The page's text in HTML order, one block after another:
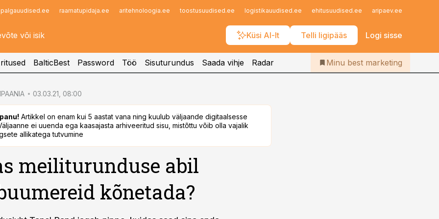
palgauudised.ee raamatupidaja.ee aritehnoloogia.ee toostusuudised.ee logistikauudised.ee ehitusuudised.ee aripaev.ee
Küsi AI-lt Telli ligipääs Logi sisse
Infopank
Iseteenindus
Telli Bestmarketing
BalticBest Password Töö Sisuturundus Saada vihje Radar Minu best marketing
03.03.21, 08:00
Artikkel on enam kui 5 aastat vana ning kuulub väljaande digitaalsesse
ei uuenda ega kaasajasta arhiveeritud sisu, mistõttu võib olla vajalik
allikatega tutvumine
meiliturunduse abil
kõnetada?